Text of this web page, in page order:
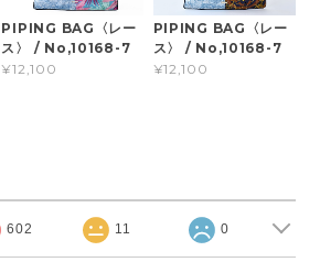
PIPING BAG〈レー
ス〉 / No,10168-7
¥12,100
PIPING BAG〈レー
ス〉 / No,10168-7
¥12,100
602 11 0